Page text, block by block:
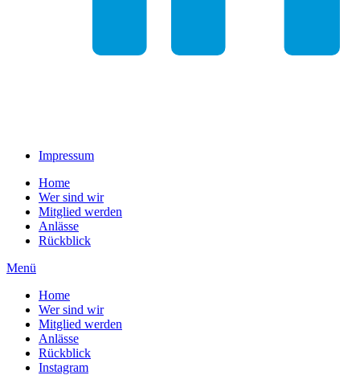
Impressum
Home
Wer sind wir
Mitglied werden
Anlässe
Rückblick
Menü
Home
Wer sind wir
Mitglied werden
Anlässe
Rückblick
Instagram